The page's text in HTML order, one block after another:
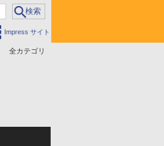
Impress サイト
全カテゴリ